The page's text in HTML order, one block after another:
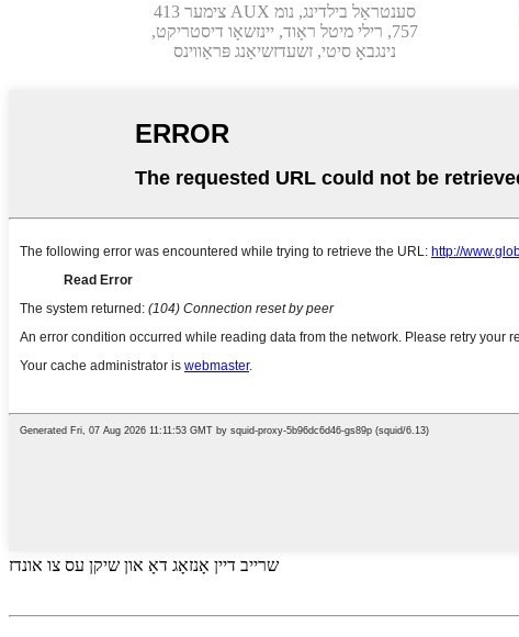
צימער 413 AUX סענטראַל בילדינג, נומ
757, רילי מיטל ראָוד, יינזשאָו דיסטריקט,
נינגבאָ סיטי, זשעדזשיאַנג פּראַווינס
שרייב דיין אָנזאָג דאָ און שיקן עס צו אונדז